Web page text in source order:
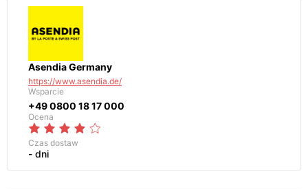
Asendia Germany
https://www.asendia.de/
Wsparcie
+49 0800 18 17 000
Ocena
Czas dostaw
- dni